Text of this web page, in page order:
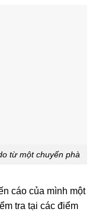
từ một chuyến phà
cáo của mình một
tra tại các điểm